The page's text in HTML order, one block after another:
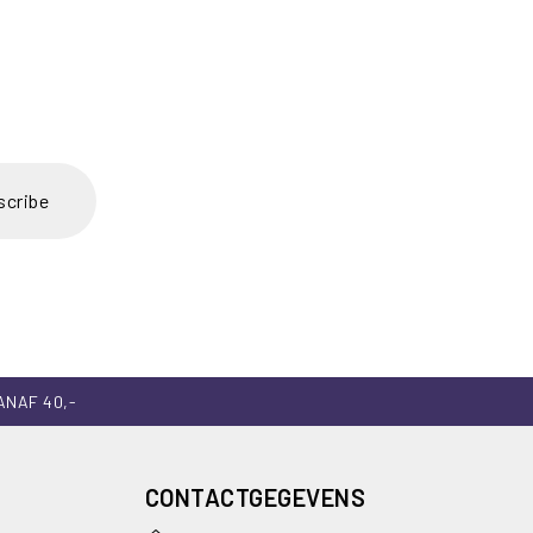
40,-
CONTACTGEGEVENS